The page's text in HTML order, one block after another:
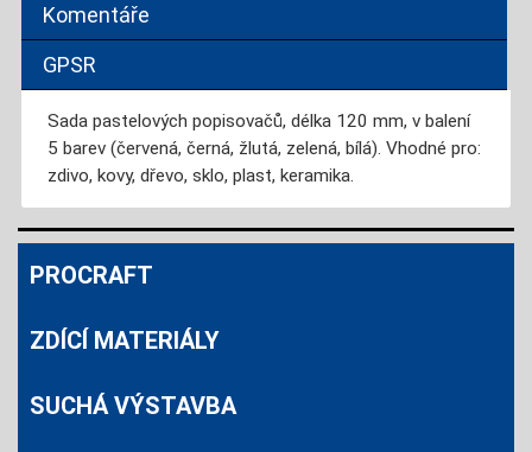
Komentáře
GPSR
Sada pastelových popisovačů, délka 120 mm, v balení
5 barev (červená, černá, žlutá, zelená, bílá). Vhodné pro:
zdivo, kovy, dřevo, sklo, plast, keramika.
PROCRAFT
ZDÍCÍ MATERIÁLY
SUCHÁ VÝSTAVBA